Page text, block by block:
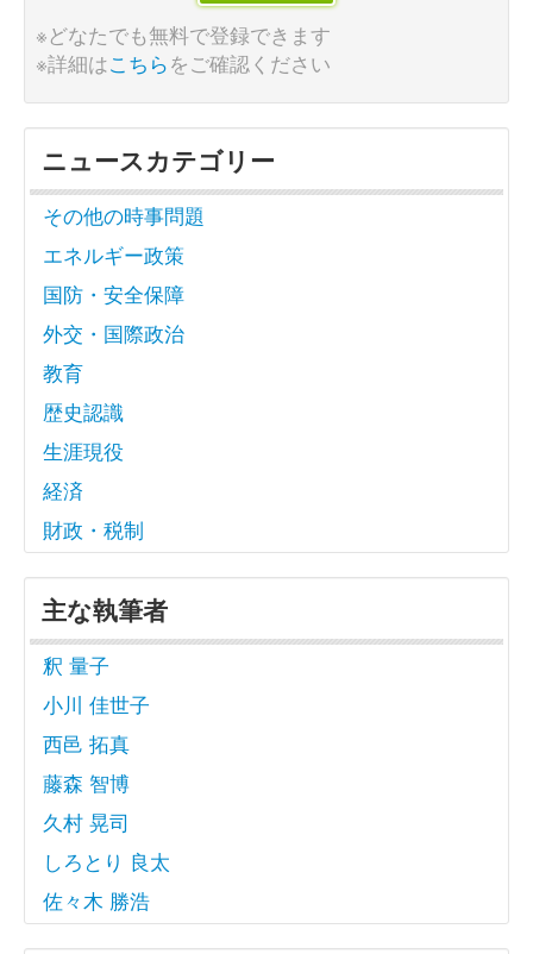
※どなたでも無料で登録できます
※詳細はこちらをご確認ください
ニュースカテゴリー
その他の時事問題
エネルギー政策
国防・安全保障
外交・国際政治
教育
歴史認識
生涯現役
経済
財政・税制
主な執筆者
釈 量子
小川 佳世子
西邑 拓真
藤森 智博
久村 晃司
しろとり 良太
佐々木 勝浩